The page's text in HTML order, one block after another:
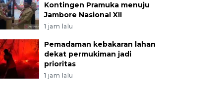
Kontingen Pramuka menuju
Jambore Nasional XII
1 jam lalu
Pemadaman kebakaran lahan
dekat permukiman jadi
prioritas
1 jam lalu